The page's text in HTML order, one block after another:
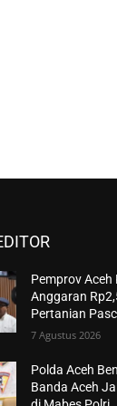
Pemprov Aceh
Anggaran
Pertanian
7 Agustus 2026
Polda Aceh
Banda Aceh